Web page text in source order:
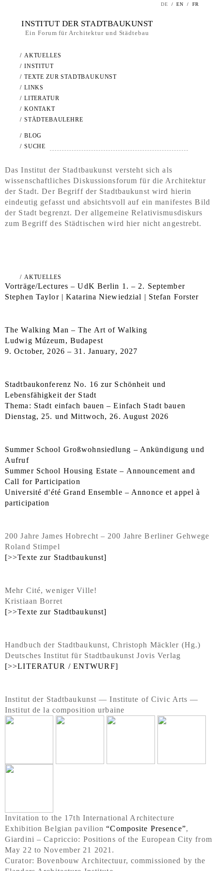
DE / EN / FR
INSTITUT DER STADTBAUKUNST
Ein Forum für Architektur und Städtebau
/ AKTUELLES
/ INSTITUT
/ TEXTE ZUR STADTBAUKUNST
/ LINKS
/ LITERATUR
/ KONTAKT
/ STÄDTEBAULEHRE
/ BLOG
/ SUCHE
Das Institut der Stadtbaukunst versteht sich als
wissenschaftliches Diskussionsforum für die Architektur
der Stadt. Der Begriff der Stadtbaukunst wird hierin
eindeutig gefasst und absichtsvoll auf ein manifestes Bild
der Stadt begrenzt. Der allgemeine Relativismusdiskurs
zum Begriff des Städtischen wird hier nicht angestrebt.
/ AKTUELLES
Vorträge/Lectures – UdK Berlin 1. – 2. September
Stephen Taylor | Katarina Niewiedzial | Stefan Forster
The Walking Man – The Art of Walking
Ludwig Múzeum, Budapest
9. October, 2026 – 31. January, 2027
Stadtbaukonferenz No. 16 zur Schönheit und
Lebensfähigkeit der Stadt
Thema: Stadt einfach bauen – Einfach Stadt bauen
Dienstag, 25. und Mittwoch, 26. August 2026
Summer School Großwohnsiedlung – Ankündigung und
Aufruf
Summer School Housing Estate – Announcement and
Call for Participation
Université d'été Grand Ensemble – Annonce et appel à
participation
200 Jahre James Hobrecht – 200 Jahre Berliner Gehwege
Roland Stimpel
[>>Texte zur Stadtbaukunst]
Mehr Cité, weniger Ville!
Kristiaan Borret
[>>Texte zur Stadtbaukunst]
Handbuch der Stadtbaukunst, Christoph Mäckler (Hg.)
Deutsches Institut für Stadtbaukunst Jovis Verlag
[>>LITERATUR / ENTWURF]
Institut der Stadtbaukunst — Institute of Civic Arts —
Institut de la composition urbaine
Invitation to the 17th International Architecture
Exhibition Belgian pavilion“Composite Presence”,
Giardini – Capriccio: Positions of the European City from
May 22 to November 21 2021.
Curator: Bovenbouw Architectuur, commissioned by the